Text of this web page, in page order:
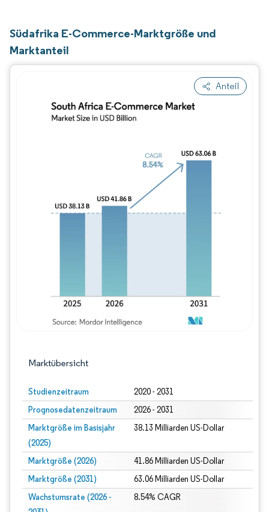
Südafrika E-Commerce-Marktgröße und
Marktanteil
Anteil
Marktübersicht
Studienzeitraum 2020 - 2031
Prognosedatenzeitraum 2026 - 2031
Marktgröße im Basisjahr
(2025)
38.13 Milliarden US-Dollar
Marktgröße (2026) 41.86 Milliarden US-Dollar
Marktgröße (2031) 63.06 Milliarden US-Dollar
Wachstumsrate (2026 -
8.54% CAGR